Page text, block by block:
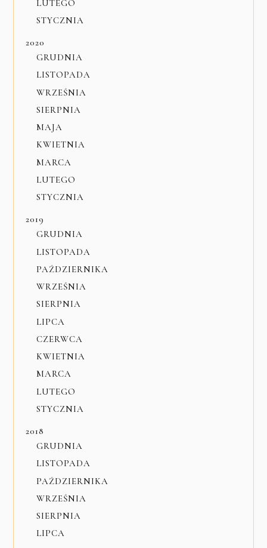
LUTEGO
STYCZNIA
2020
GRUDNIA
LISTOPADA
WRZEŚNIA
SIERPNIA
MAJA
KWIETNIA
MARCA
LUTEGO
STYCZNIA
2019
GRUDNIA
LISTOPADA
PAŹDZIERNIKA
WRZEŚNIA
SIERPNIA
LIPCA
CZERWCA
KWIETNIA
MARCA
LUTEGO
STYCZNIA
2018
GRUDNIA
LISTOPADA
PAŹDZIERNIKA
WRZEŚNIA
SIERPNIA
LIPCA